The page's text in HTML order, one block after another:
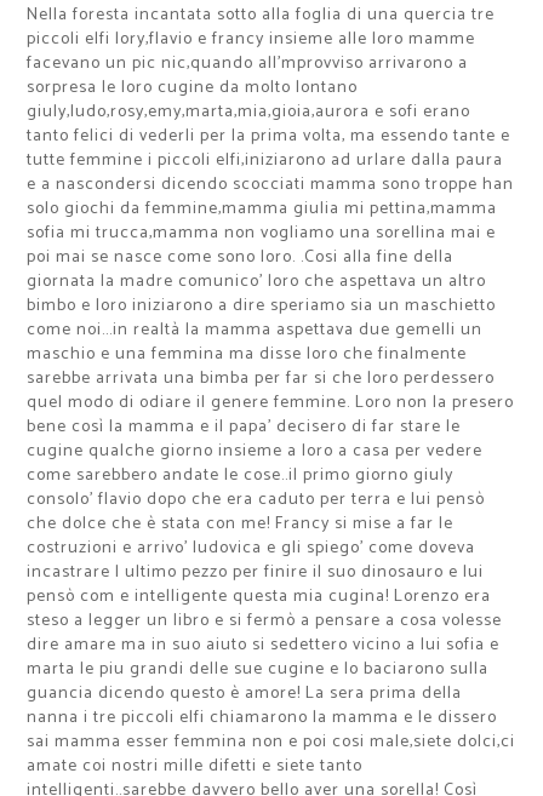
Nella foresta incantata sotto alla foglia di una quercia tre
piccoli elfi lory,flavio e francy insieme alle loro mamme
facevano un pic nic,quando all'mprovviso arrivarono a
sorpresa le loro cugine da molto lontano
giuly,ludo,rosy,emy,marta,mia,gioia,aurora e sofi erano
tanto felici di vederli per la prima volta, ma essendo tante e
tutte femmine i piccoli elfi,iniziarono ad urlare dalla paura
e a nascondersi dicendo scocciati mamma sono troppe han
solo giochi da femmine,mamma giulia mi pettina,mamma
sofia mi trucca,mamma non vogliamo una sorellina mai e
poi mai se nasce come sono loro. .Cosi alla fine della
giornata la madre comunico' loro che aspettava un altro
bimbo e loro iniziarono a dire speriamo sia un maschietto
come noi...in realtà la mamma aspettava due gemelli un
maschio e una femmina ma disse loro che finalmente
sarebbe arrivata una bimba per far si che loro perdessero
quel modo di odiare il genere femmine. Loro non la presero
bene così la mamma e il papa' decisero di far stare le
cugine qualche giorno insieme a loro a casa per vedere
come sarebbero andate le cose..il primo giorno giuly
consolo' flavio dopo che era caduto per terra e lui pensò
che dolce che è stata con me! Francy si mise a far le
costruzioni e arrivo' ludovica e gli spiego' come doveva
incastrare l ultimo pezzo per finire il suo dinosauro e lui
pensò com e intelligente questa mia cugina! Lorenzo era
steso a legger un libro e si fermò a pensare a cosa volesse
dire amare ma in suo aiuto si sedettero vicino a lui sofia e
marta le piu grandi delle sue cugine e lo baciarono sulla
guancia dicendo questo è amore! La sera prima della
nanna i tre piccoli elfi chiamarono la mamma e le dissero
sai mamma esser femmina non e poi cosi male,siete dolci,ci
amate coi nostri mille difetti e siete tanto